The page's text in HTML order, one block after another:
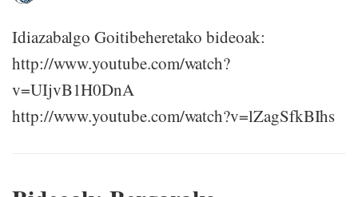
Idiazabalgo Goitibeheretako bideoak:
http://www.youtube.com/watch?
v=UIjvB1H0DnA
http://www.youtube.com/watch?v=lZagSfkBIhs